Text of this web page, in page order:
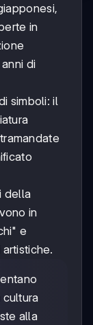
in
di
simboli: il
della
in
e
alla